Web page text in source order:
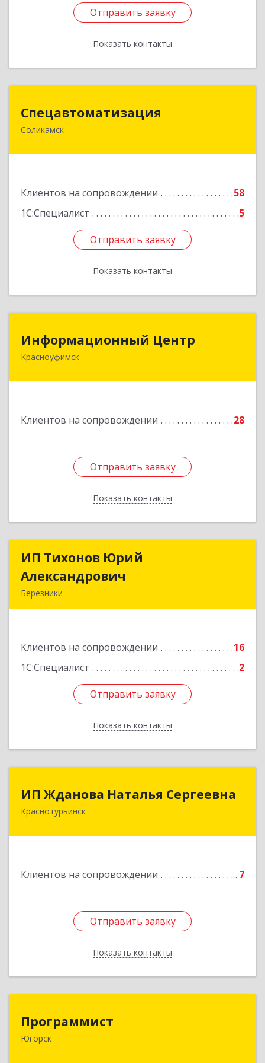
Отправить заявку
Показать контакты
Отправить заявку
Назад
Спецавтоматизация
Соликамск
Клиентов на сопровождении
58
1С:Специалист
5
Отправить заявку
Показать контакты
Отправить заявку
Назад
Информационный Центр
Красноуфимск
Клиентов на сопровождении 28
Отправить заявку
Показать контакты
Информационный Центр
623300, Свердловская обл, Красноуфимск г,
Отправить заявку
Назад
ИП Тихонов Юрий
Александрович
Березники
Клиентов на сопровождении
16
1С:Специалист
2
Отправить заявку
Показать контакты
ИП Тихонов Юрий
Подробнее
Отправить заявку
Назад
ИП Жданова Наталья Сергеевна
Краснотурьинск
Клиентов на сопровождении 7
Отправить заявку
Показать контакты
Отправить заявку
Назад
Программист
Югорск
628264, Ханты-Мансийский Автономный округ